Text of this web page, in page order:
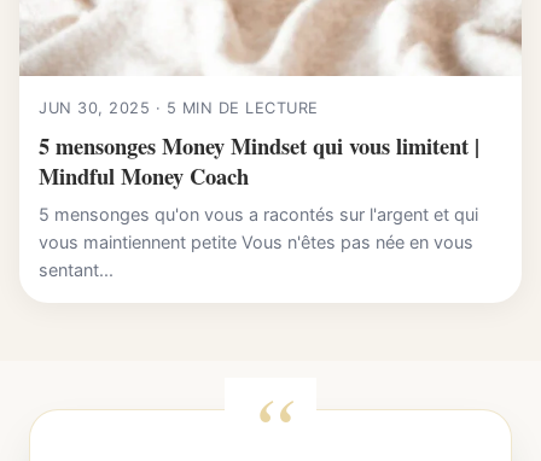
JUN 30, 2025 · 5 MIN DE LECTURE
5 mensonges Money Mindset qui vous limitent |
Mindful Money Coach
5 mensonges qu'on vous a racontés sur l'argent et qui
vous maintiennent petite Vous n'êtes pas née en vous
sentant...